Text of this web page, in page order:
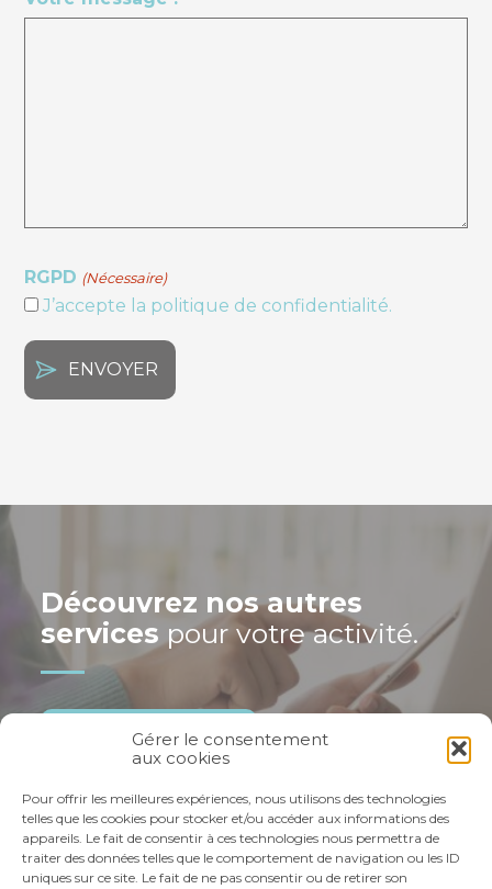
Gérer le consentement
aux cookies
Pour offrir les meilleures expériences, nous utilisons des technologies
telles que les cookies pour stocker et/ou accéder aux informations des
appareils. Le fait de consentir à ces technologies nous permettra de
traiter des données telles que le comportement de navigation ou les ID
uniques sur ce site. Le fait de ne pas consentir ou de retirer son
RGPD (Nécessaire)
J’accepte la politique de confidentialité.
Découvrez nos autres
services pour votre activité.
PILOTAGE D’ENTREPRISE
FINANCEMENT & TRÉSORERIE